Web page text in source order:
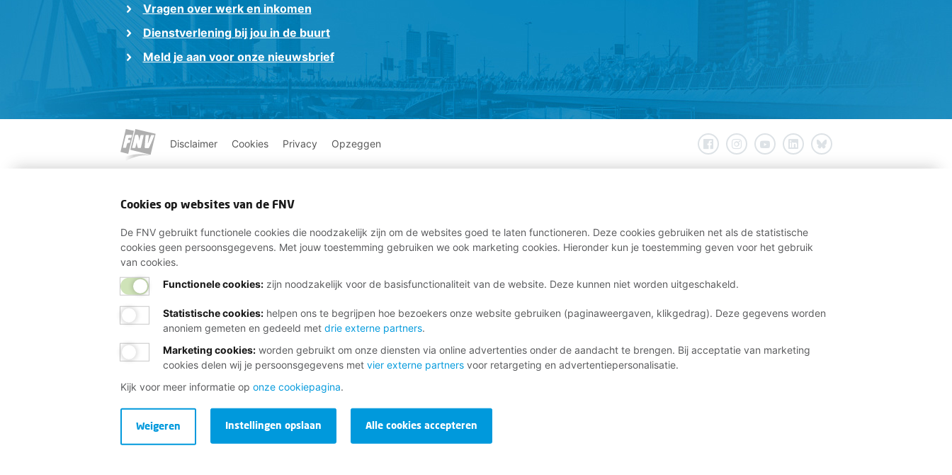
Vragen over werk en inkomen
Dienstverlening bij jou in de buurt
Meld je aan voor onze nieuwsbrief
Disclaimer Cookies Privacy Opzeggen
Cookies op websites van de FNV
De FNV gebruikt functionele cookies die noodzakelijk zijn om de websites goed te laten functioneren. Deze cookies gebruiken net als de statistische
cookies geen persoonsgegevens. Met jouw toestemming gebruiken we ook marketing cookies. Hieronder kun je toestemming geven voor het gebruik
van cookies.
Functionele cookies:zijn noodzakelijk voor de basisfunctionaliteit van de website. Deze kunnen niet worden uitgeschakeld.
Statistische cookies: helpen ons te begrijpen hoe bezoekers onze website gebruiken (paginaweergaven, klikgedrag). Deze gegevens worden
anoniem gemeten en gedeeld met drie externe partners.
Marketing cookies: worden gebruikt om onze diensten via online advertenties onder de aandacht te brengen. Bij acceptatie van marketing
cookies delen wij je persoonsgegevens met vier externe partnersvoor retargeting en advertentiepersonalisatie.
Kijk voor meer informatie op onze cookiepagina.
Alle cookies accepteren
Instellingen opslaan
Weigeren